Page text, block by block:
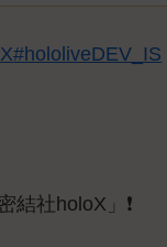
#hololiveDEV_IS
社holoX」❗️